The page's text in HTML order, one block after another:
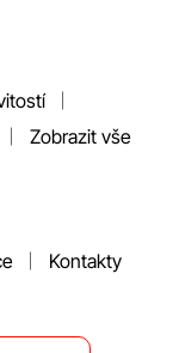
Zobrazit vše
Kontakty